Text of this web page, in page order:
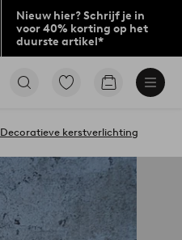
Nieuw hier? Schrijf je in
voor 40% korting op het
duurste artikel*
Ga
gemarkeerde
Go
Decoratieve kerstverlichting